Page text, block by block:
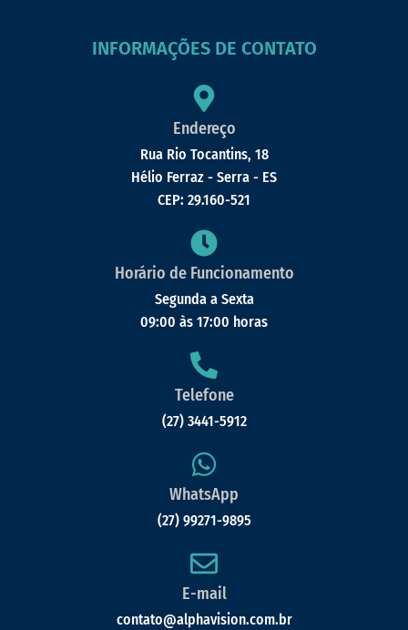
INFORMAÇÕES DE CONTATO
Endereço
Rua Rio Tocantins, 18
Hélio Ferraz - Serra - ES
CEP: 29.160-521
Horário de Funcionamento
Segunda a Sexta
09:00 às 17:00 horas
Telefone
(27) 3441-5912
WhatsApp
(27) 99271-9895
E-mail
contato@alphavision.com.br